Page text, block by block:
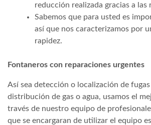
reducción realizada gracias a las
Sabemos que para usted es
así que nos caracterizamos por
rapidez.
Fontaneros con reparaciones urgentes
Así sea detección o localización de
distribución de gas o agua, usamos el
través de nuestro equipo de
que se encargaran de utilizar el equipo